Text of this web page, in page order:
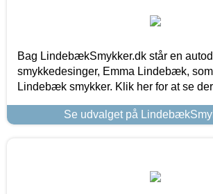
Bag LindebækSmykker.dk står en
smykkedesinger, Emma Lindebæk,
Lindebæk smykker. Klik her for at se
Se udvalget på